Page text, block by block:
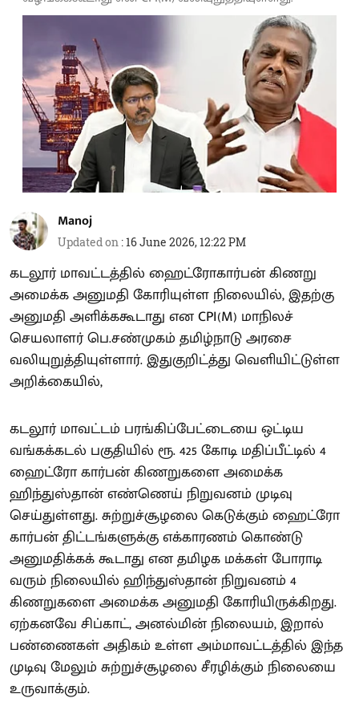
Manoj
Updated on :16 June 2026, 12:22 PM
கடலூர் மாவட்டத்தில் ஹைட்ரோகார்பன் கிணறு
அமைக்க அனுமதி கோரியுள்ள நிலையில், இதற்கு
அனுமதி அளிக்ககூடாது என CPI(M) மாநிலச்
செயலாளர் பெ.சண்முகம் தமிழ்நாடு அரசை
வலியுறுத்தியுள்ளார். இதுகுறிட்த்து வெளியிட்டுள்ள
அறிக்கையில்,
கடலூர் மாவட்டம் பரங்கிப்பேட்டையை ஒட்டிய
வங்கக்கடல் பகுதியில் ரூ. 425 கோடி மதிப்பீட்டில் 4
ஹைட்ரோ கார்பன் கிணறுகளை அமைக்க
ஹிந்துஸ்தான் எண்ணெய் நிறுவனம் முடிவு
செய்துள்ளது. சுற்றுச்சூழலை கெடுக்கும் ஹைட்ரோ
கார்பன் திட்டங்களுக்கு எக்காரணம் கொண்டு
அனுமதிக்கக் கூடாது என தமிழக மக்கள் போராடி
வரும் நிலையில் ஹிந்துஸ்தான் நிறுவனம் 4
கிணறுகளை அமைக்க அனுமதி கோரியிருக்கிறது.
ஏற்கனவே சிப்காட், அனல்மின் நிலையம், இறால்
பண்ணைகள் அதிகம் உள்ள அம்மாவட்டத்தில் இந்த
முடிவு மேலும் சுற்றுச்சூழலை சீரழிக்கும் நிலையை
உருவாக்கும்.